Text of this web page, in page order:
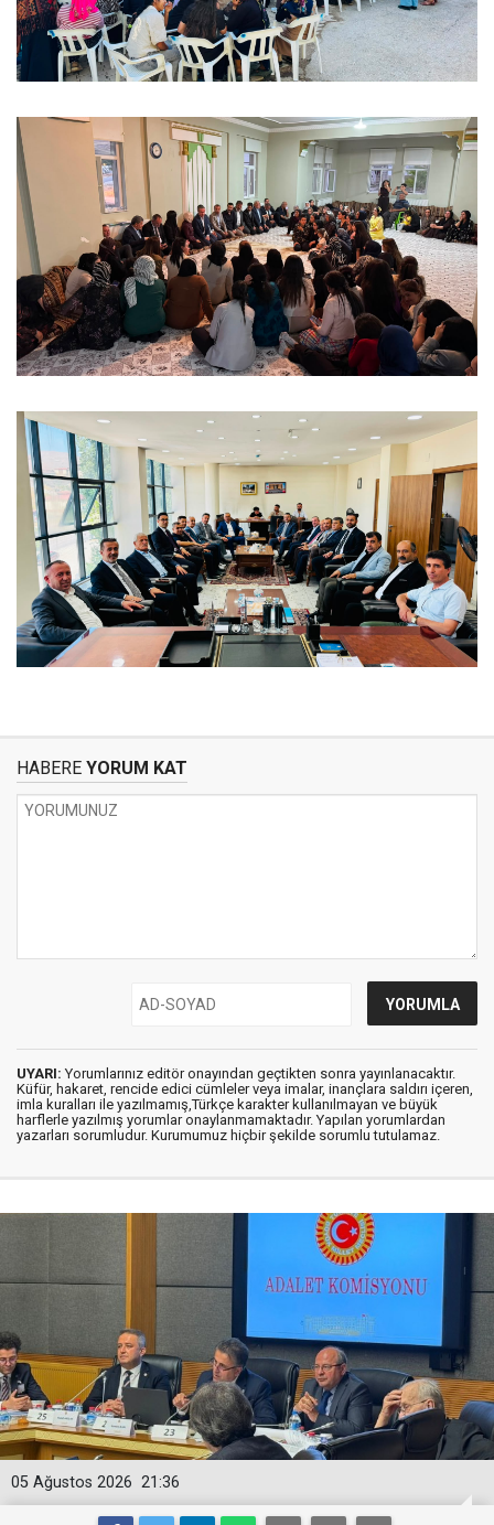
HABERE YORUM KAT
UYARI: Yorumlarınız editör onayından geçtikten sonra yayınlanacaktır.
Küfür, hakaret, rencide edici cümleler veya imalar, inançlara saldırı içeren,
imla kuralları ile yazılmamış,Türkçe karakter kullanılmayan ve büyük
harflerle yazılmış yorumlar onaylanmamaktadır. Yapılan yorumlardan
yazarları sorumludur. Kurumumuz hiçbir şekilde sorumlu tutulamaz.
21:36
05 Ağustos 2026